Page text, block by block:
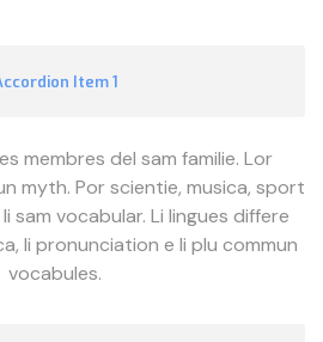
Item 1
membres del sam familie. Lor
myth. Por scientie, musica, sport
sam vocabular. Li lingues differe
li pronunciation e li plu commun
vocabules.